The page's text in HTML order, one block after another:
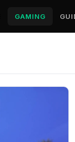
GAMING